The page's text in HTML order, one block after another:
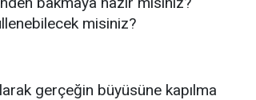
misiniz?
gerçeğin büyüsüne kapılma